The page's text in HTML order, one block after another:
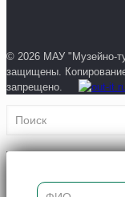
© 2026 МАУ "Музейно-
защищены.
запрещено.